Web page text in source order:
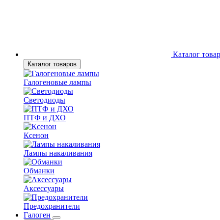
Каталог
Каталог товаров
Галогеновые лампы
Светодиоды
ПТФ и ДХО
Ксенон
Лампы накаливания
Обманки
Аксессуары
Предохранители
Галоген